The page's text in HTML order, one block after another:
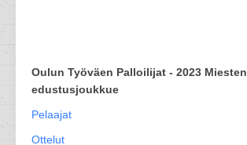
Oulun Työväen Palloilijat - 2023 Miesten
edustusjoukkue
Pelaajat
Ottelut